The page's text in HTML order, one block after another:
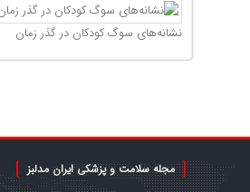
نشانه‌های سوگ کودکان در گذر زمان
مجله سلامت و پزشکی ایران مدلبز